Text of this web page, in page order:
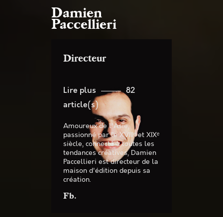
Damien
Paccellieri
Directeur
Lire plus
82
article(s)
Amoureux de l'Asie,
passionné par le XVIIIᵉ et XIXᵉ
siècle, connecté à toutes les
tendances créatives, Damien
Paccellieri est directeur de la
maison d'édition depuis sa
création.
Fb